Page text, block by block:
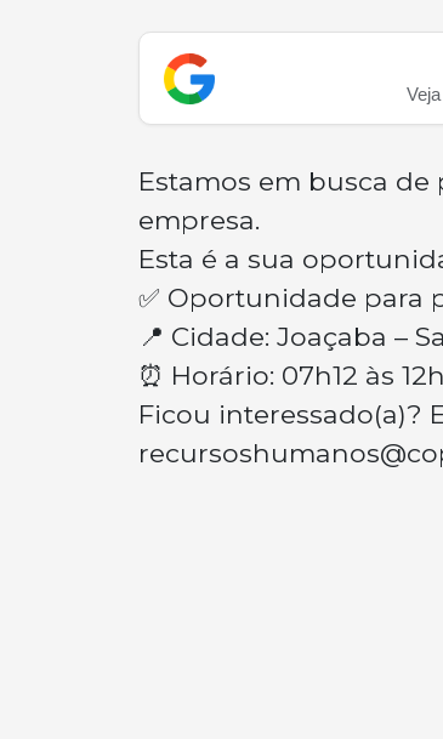
Estamos em busca
empresa.
Esta é a sua
✅ Oportunidade para
📍 Cidade: Joaçaba –
⏰ Horário: 07h12 às
Ficou interessado(a)?